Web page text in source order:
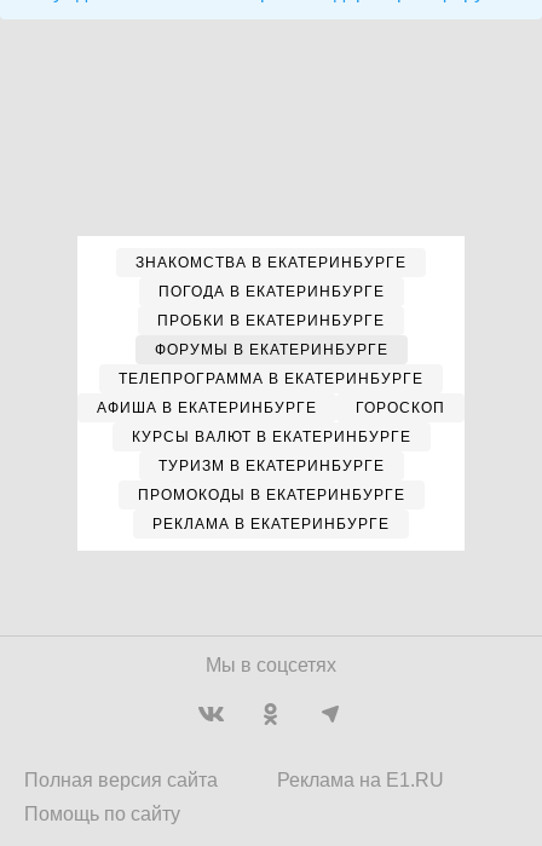
ЗНАКОМСТВА В ЕКАТЕРИНБУРГЕ
ПОГОДА В ЕКАТЕРИНБУРГЕ
ПРОБКИ В ЕКАТЕРИНБУРГЕ
ФОРУМЫ В ЕКАТЕРИНБУРГЕ
ТЕЛЕПРОГРАММА В ЕКАТЕРИНБУРГЕ
АФИША В ЕКАТЕРИНБУРГЕ
ГОРОСКОП
КУРСЫ ВАЛЮТ В ЕКАТЕРИНБУРГЕ
ТУРИЗМ В ЕКАТЕРИНБУРГЕ
ПРОМОКОДЫ В ЕКАТЕРИНБУРГЕ
РЕКЛАМА В ЕКАТЕРИНБУРГЕ
Мы в соцсетях
Полная версия сайта
Помощь по сайту
Реклама на E1.RU